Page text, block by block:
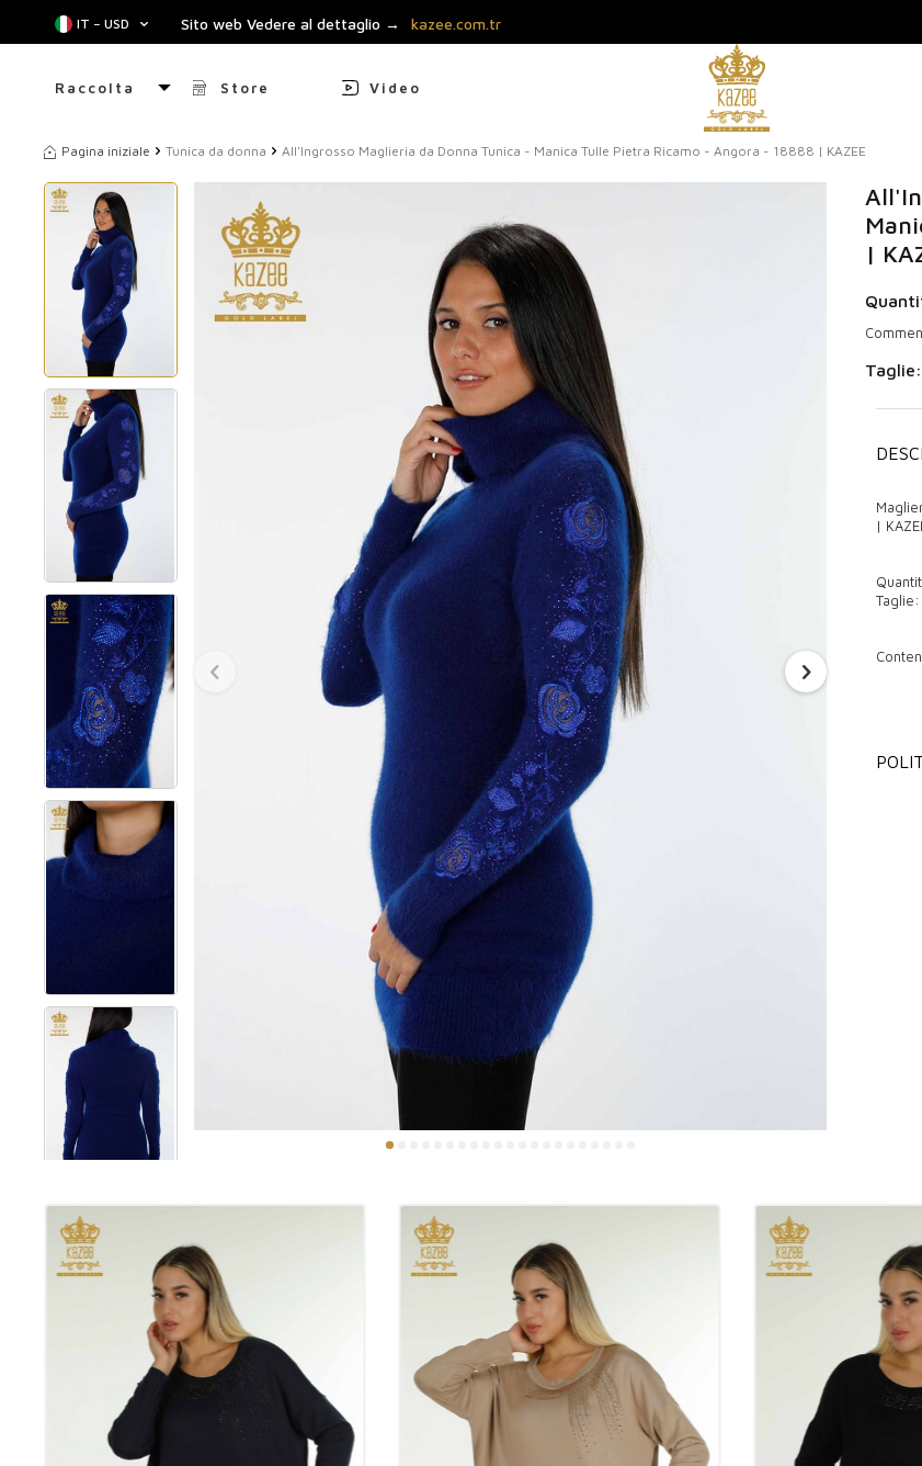
IT − USD Sito web Vedere al dettaglio → kazee.com.tr
Raccolta Store Video
Pagina iniziale Tunica da donna All'Ingrosso Maglieria da Donna Tunica - Manica Tulle Pietra Ricamo - Angora - 18888 | KAZEE
|
|